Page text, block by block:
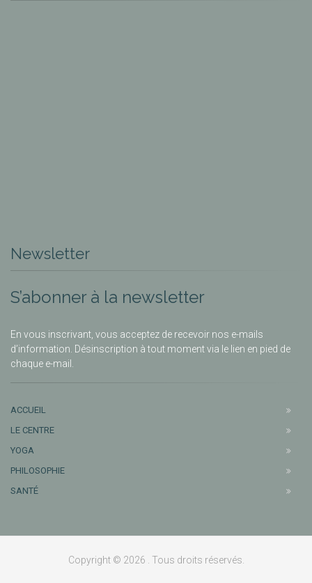
Newsletter
S’abonner à la newsletter
En vous inscrivant, vous acceptez de recevoir nos e-mails
d’information. Désinscription à tout moment via le lien en pied de
chaque e-mail.
ACCUEIL
LE CENTRE
YOGA
PHILOSOPHIE
SANTÉ
Copyright © 2026 . Tous droits réservés.